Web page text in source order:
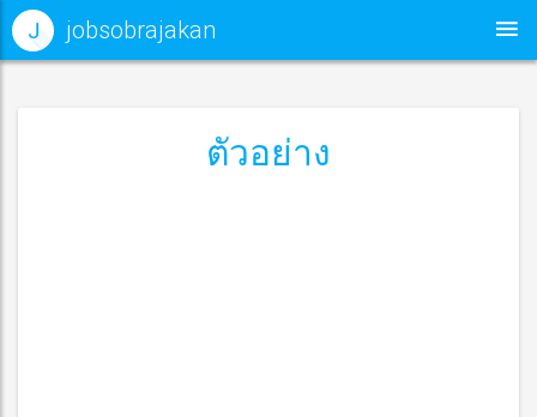
J jobsobrajakan
ตัวอย่าง